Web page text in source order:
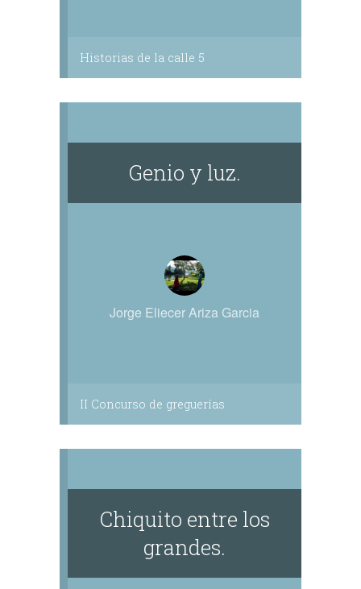
Historias de la calle 5
Genio y luz.
Jorge Eliecer Ariza Garcia
II Concurso de greguerías
Chiquito entre los
grandes.